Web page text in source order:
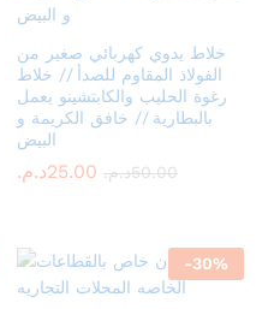
خلاط يدوي كهربائي صغير من
الفولاذ المقاوم للصدأ // خلاط
رغوة الحليب والكابتشينو يعمل
بالبطارية // خافق الكريمة و
البيض
25.00د.م. 50.00د.م.
-30%